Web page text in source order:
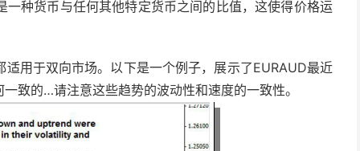
种货币与任何其他特定货币之间的比值，这使得价格运
用于双向市场。以下是一个例子，展示了EURAUD最近
致的…请注意这些趋势的波动性和速度的一致性。